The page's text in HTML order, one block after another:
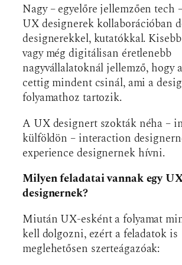
Nagy – egyelőre jellemzően tech
UX designerek kollaborációban
designerekkel, kutatókkal.
vagy még digitálisan éretlenebb
nagyvállalatoknál jellemző, hogy
cettig mindent csinál, ami a
folyamathoz tartozik.
A UX designert szokták néha –
külföldön – interaction
experience designernek hívni.
Milyen feladatai vannak egy
designernek?
Miután UX-esként a folyamat
kell dolgozni, ezért a feladatok is
meglehetősen szerteágazóak: